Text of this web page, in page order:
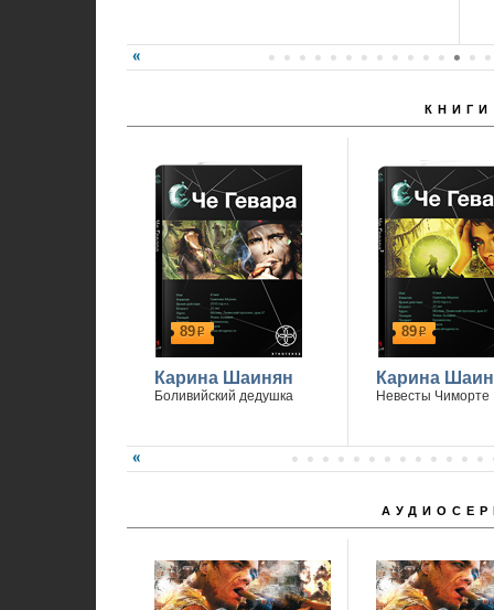
КНИГИ
89р
Карина Шаинян
Боливийский дедушка
89р
Карина
Невесты Чиморте